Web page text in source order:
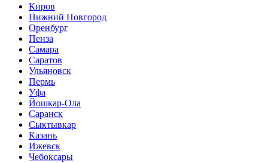
Киров
Нижний Новгород
Оренбург
Пенза
Самара
Саратов
Ульяновск
Пермь
Уфа
Йошкар-Ола
Саранск
Сыктывкар
Казань
Ижевск
Чебоксары